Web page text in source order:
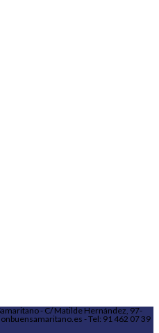
- C/ Matilde Hernández, 97-
- Tel: 91 462 07 39